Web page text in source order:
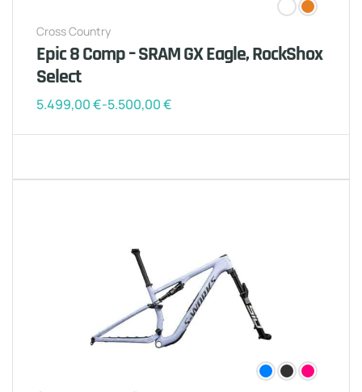
Cross Country
Epic 8 Comp – SRAM GX Eagle, RockShox
Select
5.499,00€-5.500,00€